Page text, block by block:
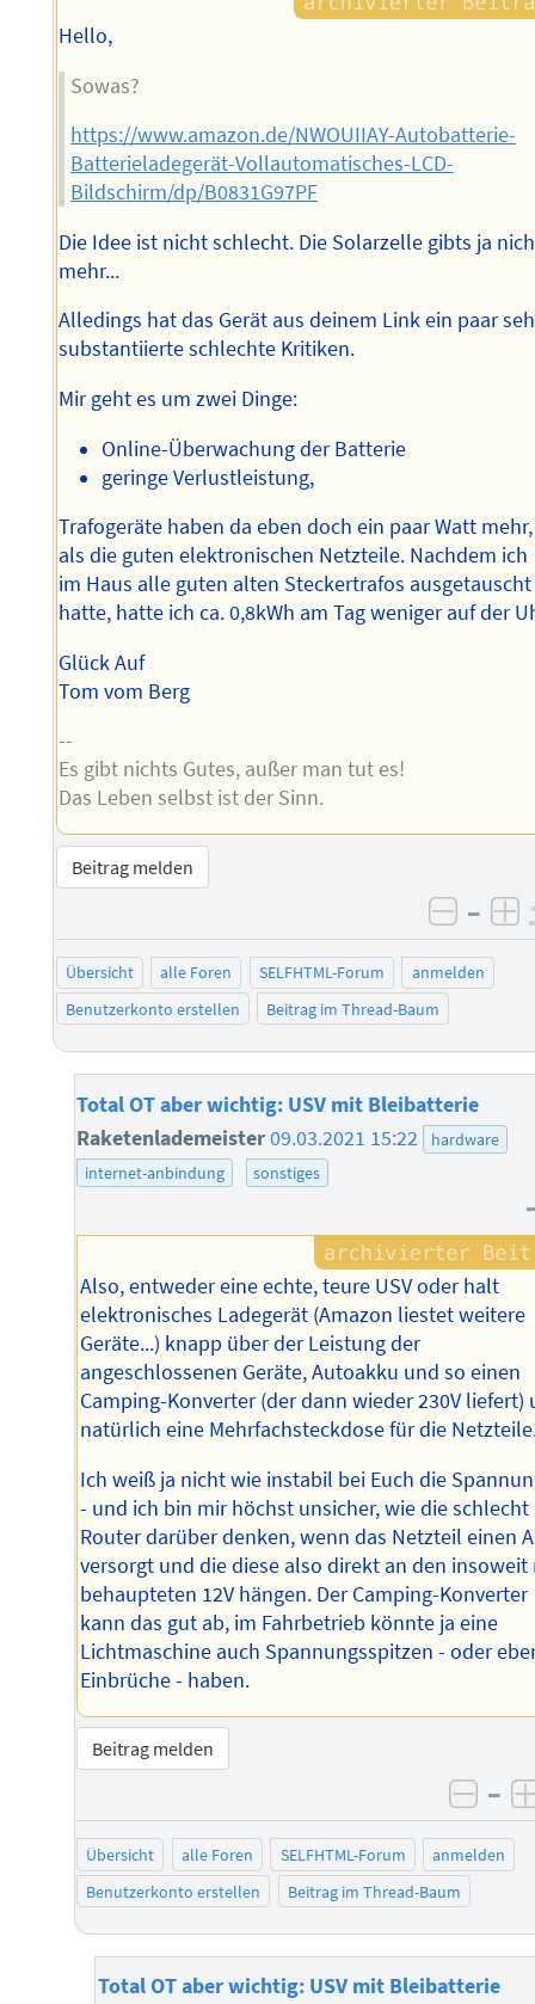
Hello,
Sowas?
https://www.amazon.de/NWOUIIAY-Autobatterie-
Batterieladegerät-Vollautomatisches-LCD-
Bildschirm/dp/B0831G97PF
Die Idee ist nicht schlecht. Die Solarzelle gibts ja
mehr...
Alledings hat das Gerät aus deinem Link ein paar
substantiierte schlechte Kritiken.
Mir geht es um zwei Dinge:
Online-Überwachung der Batterie
geringe Verlustleistung,
Trafogeräte haben da eben doch ein paar Watt mehr,
als die guten elektronischen Netzteile. Nachdem ich
im Haus alle guten alten Steckertrafos ausgetauscht
hatte, hatte ich ca. 0,8kWh am Tag weniger auf der
Glück Auf
Tom vom Berg
--
Es gibt nichts Gutes, außer man tut es!
Das Leben selbst ist der Sinn.
Beitrag melden
–
Übersicht alle Foren SELFHTML-Forum
anmelden
Benutzerkonto erstellen
Beitrag im Thread-Baum
Total OT aber wichtig: USV mit Bleibatterie
Raketenlademeister09.03.2021 15:22
hardware
internet-anbindung
sonstiges
Also, entweder eine echte, teure USV oder halt
elektronisches Ladegerät (Amazon liestet weitere
Geräte...) knapp über der Leistung der
angeschlossenen Geräte, Autoakku und so einen
Camping-Konverter (der dann wieder 230V liefert)
natürlich eine Mehrfachsteckdose für die
Ich weiß ja nicht wie instabil bei Euch die
- und ich bin mir höchst unsicher, wie die schlecht
Router darüber denken, wenn das Netzteil einen
versorgt und die diese also direkt an den insoweit
behaupteten 12V hängen. Der Camping-Konverter
kann das gut ab, im Fahrbetrieb könnte ja eine
Lichtmaschine auch Spannungsspitzen - oder
Einbrüche - haben.
Beitrag melden
–
Übersicht alle Foren SELFHTML-Forum
anmelden
Benutzerkonto erstellen
Beitrag im Thread-Baum
Total OT aber wichtig: USV mit Bleibatterie